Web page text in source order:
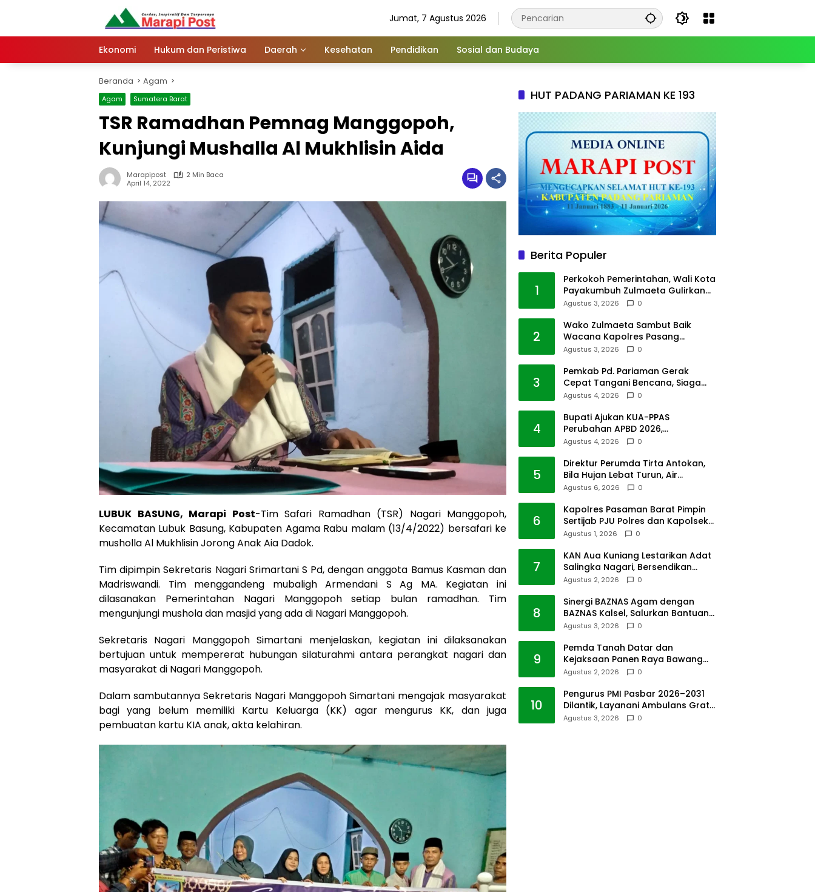
Jumat, 7 Agustus 2026
Ekonomi Hukum dan Peristiwa Daerah Kesehatan Pendidikan Sosial dan Budaya
Beranda Agam
Agam Sumatera Barat
TSR Ramadhan Pemnag Manggopoh,
Kunjungi Mushalla Al Mukhlisin Aida
Marapipost
2 Min Baca
April 14, 2022
LUBUK BASUNG, Marapi Post-Tim Safari Ramadhan (TSR) Nagari Manggopoh,
Kecamatan Lubuk Basung, Kabupaten Agama Rabu malam (13/4/2022) bersafari ke
musholla Al Mukhlisin Jorong Anak Aia Dadok.
Tim dipimpin Sekretaris Nagari Srimartani S Pd, dengan anggota Bamus Kasman dan
Madriswandi. Tim menggandeng mubaligh Armendani S Ag MA. Kegiatan ini
dilasanakan Pemerintahan Nagari Manggopoh setiap bulan ramadhan. Tim
mengunjungi mushola dan masjid yang ada di Nagari Manggopoh.
Sekretaris Nagari Manggopoh Simartani menjelaskan, kegiatan ini dilaksanakan
bertujuan untuk mempererat hubungan silaturahmi antara perangkat nagari dan
masyarakat di Nagari Manggopoh.
Dalam sambutannya Sekretaris Nagari Manggopoh Simartani mengajak masyarakat
bagi yang belum memiliki Kartu Keluarga (KK) agar mengurus KK, dan juga
pembuatan kartu KIA anak, akta kelahiran.
HUT PADANG PARIAMAN KE 193
Berita Populer
1
Perkokoh Pemerintahan, Wali Kota
Payakumbuh Zulmaeta Gulirkan
Jabatan
Agustus 3, 2026 0
2
Wako Zulmaeta Sambut Baik
Wacana Kapolres Pasang
Kamera Pantau Lalin
Agustus 3, 2026 0
3
Pemkab Pd. Pariaman Gerak
Cepat Tangani Bencana, Siaga
Cuaca Ekstrem
Agustus 4, 2026 0
4
Bupati Ajukan KUA-PPAS
Perubahan APBD 2026,
Pendapatan Pasbar Naik 15
Agustus 4, 2026 0
5
Direktur Perumda Tirta Antokan,
Bila Hujan Lebat Turun, Air
Dimatikan, Tak Bisa Diolah
Agustus 6, 2026 0
6
Kapolres Pasaman Barat Pimpin
Sertijab PJU Polres dan Kapolsek
Sungai Beremas
Agustus 1, 2026 0
7
KAN Aua Kuniang Lestarikan Adat
Salingka Nagari, Bersendikan
Kitabullah
Agustus 2, 2026 0
8
Sinergi BAZNAS Agam dengan
BAZNAS Kalsel, Salurkan Bantuan
Bencana Alam
Agustus 3, 2026 0
9
Pemda Tanah Datar dan
Kejaksaan Panen Raya Bawang
Merah di Sawah Tangah
Agustus 2, 2026 0
10
Pengurus PMI Pasbar 2026–2031
Dilantik, Layanani Ambulans Gratis
ke Padang
Agustus 3, 2026 0